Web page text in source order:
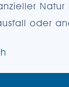
oder